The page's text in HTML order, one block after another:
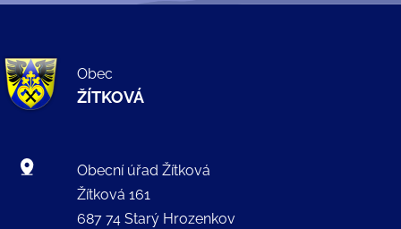
Obec
ŽÍTKOVÁ
Obecní úřad Žítková
Žítková 161
687 74 Starý Hrozenkov